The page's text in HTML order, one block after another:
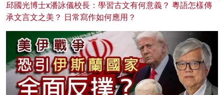
邱國光博士x潘詠儀校長：學習古文有何意義？ 粵語怎樣傳
承文言文之美？ 日常寫作如何應用？